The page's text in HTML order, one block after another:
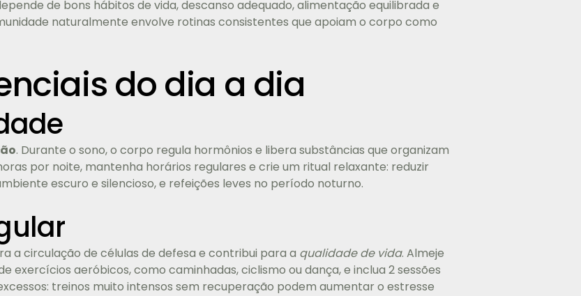
de bons hábitos de vida, descanso adequado, alimentação equilibrada e
naturalmente envolve rotinas consistentes que apoiam o corpo como
do dia a dia
. Durante o sono, o corpo regula hormônios e libera substâncias que organizam
por noite, mantenha horários regulares e crie um ritual relaxante: reduzir
escuro e silencioso, e refeições leves no período noturno.
a circulação de células de defesa e contribui para a qualidade de vida. Almeje
exercícios aeróbicos, como caminhadas, ciclismo ou dança, e inclua 2 sessões
treinos muito intensos sem recuperação podem aumentar o estresse